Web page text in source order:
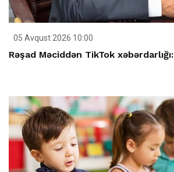
05 Avqust 2026 10:00
Rəşad Məciddən TikTok xəbərdarlığı: